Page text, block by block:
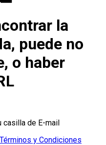
la
puede no
o haber
casilla de E-mail
Términos y Condiciones